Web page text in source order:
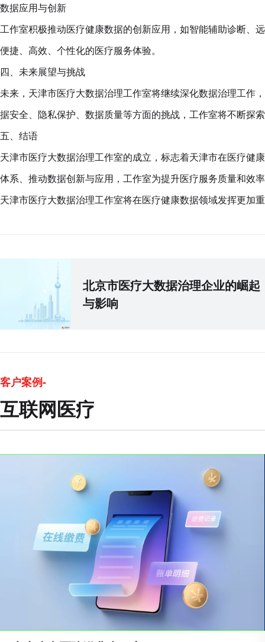
数据应用与创新
工作室积极推动医疗健康数据的创新应用，如智能辅助诊断、
便捷、高效、个性化的医疗服务体验。
四、未来展望与挑战
未来，天津市医疗大数据治理工作室将继续深化数据治理工作
据安全、隐私保护、数据质量等方面的挑战，工作室将不断探
五、结语
天津市医疗大数据治理工作室的成立，标志着天津市在医疗健
体系、推动数据创新与应用，工作室为提升医疗服务质量和效
天津市医疗大数据治理工作室将在医疗健康数据领域发挥更加
北京市医疗大数据治理企业的崛起
与影响
客户案例-
互联网医疗